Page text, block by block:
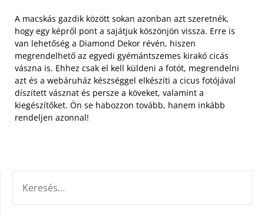
A macskás gazdik között sokan azonban azt szeretnék,
hogy egy képről pont a sajátjuk köszönjön vissza. Erre is
van lehetőség a Diamond Dekor révén, hiszen
megrendelhető az egyedi gyémántszemes kirakó cicás
vászna is. Ehhez csak el kell küldeni a fotót, megrendelni
azt és a webáruház készséggel elkészíti a cicus fotójával
díszített vásznat és persze a köveket, valamint a
kiegészítőket. Ön se habozzon tovább, hanem inkább
rendeljen azonnal!